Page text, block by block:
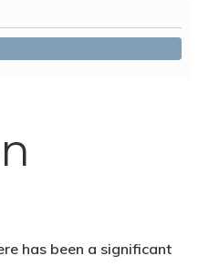
has been a significant